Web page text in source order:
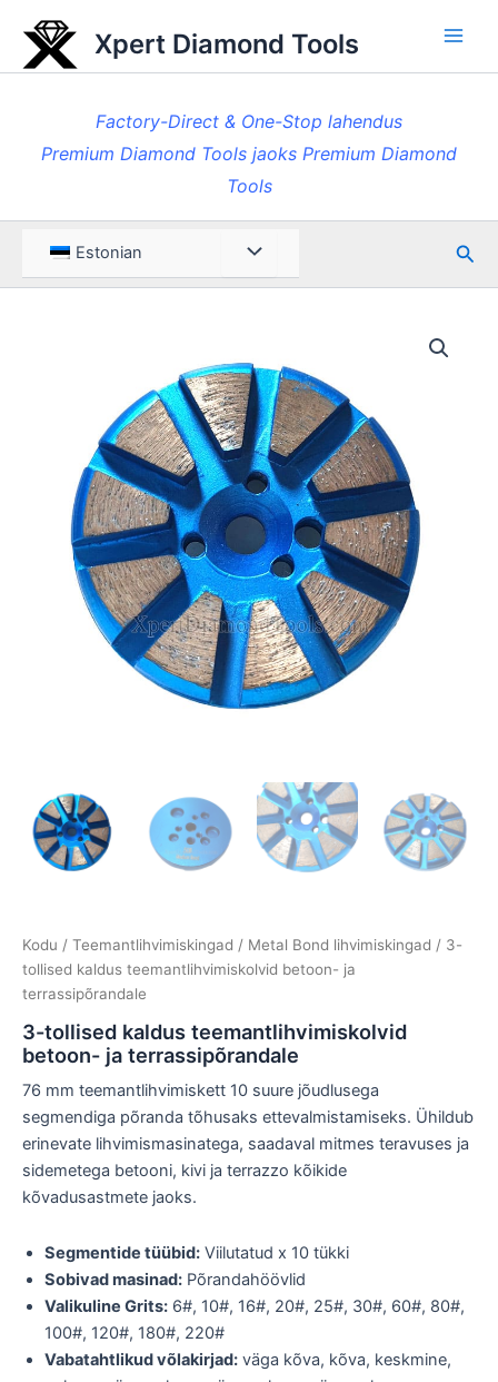
content
Xpert Diamond Tools
Factory-Direct & One-Stop lahendus
Premium Diamond Tools jaoks Premium Diamond
Tools
Estonian Menüü Otsi
Kodu / Teemantlihvimiskingad / Metal Bond lihvimiskingad / 3-
tollised kaldus teemantlihvimiskolvid betoon- ja
terrassipõrandale
3-tollised kaldus teemantlihvimiskolvid
betoon- ja terrassipõrandale
76 mm teemantlihvimiskett 10 suure jõudlusega
segmendiga põranda tõhusaks ettevalmistamiseks. Ühildub
erinevate lihvimismasinatega, saadaval mitmes teravuses ja
sidemetega betooni, kivi ja terrazzo kõikide
kõvadusastmete jaoks.
Segmentide tüübid: Viilutatud x 10 tükki
Sobivad masinad: Põrandahöövlid
Valikuline Grits: 6#, 10#, 16#, 20#, 25#, 30#, 60#, 80#,
100#, 120#, 180#, 220#
Vabatahtlikud võlakirjad: väga kõva, kõva, keskmine,